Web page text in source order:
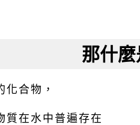
那什麼
合物，
質在水中普遍存在